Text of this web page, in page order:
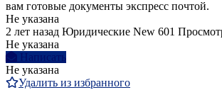
вам готовые документы экспресс почтой.
Не указана
2 лет назад Юридические New 601
Не указана
Написать
Не указана
Удалить из избранного